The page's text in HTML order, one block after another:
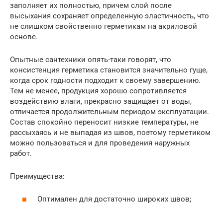
заполняет их полностью, причем слой после
высыхания сохраняет определенную эластичность, что
не слишком свойственно герметикам на акриловой
основе.
Опытные сантехники опять-таки говорят, что
консистенция герметика становится значительно гуще,
когда срок годности подходит к своему завершению.
Тем не менее, продукция хорошо сопротивляется
воздействию влаги, прекрасно защищает от воды,
отличается продолжительным периодом эксплуатации.
Состав спокойно переносит низкие температуры, не
рассыхаясь и не выпадая из швов, поэтому герметиком
можно пользоваться и для проведения наружных
работ.
Преимущества:
Оптимален для достаточно широких швов;